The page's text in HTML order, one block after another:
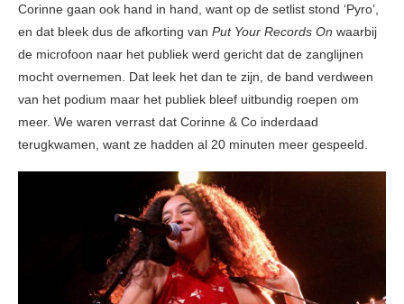
Corinne gaan ook hand in hand, want op de setlist stond ‘Pyro’,
en dat bleek dus de afkorting van Put Your Records On waarbij
de microfoon naar het publiek werd gericht dat de zanglijnen
mocht overnemen. Dat leek het dan te zijn, de band verdween
van het podium maar het publiek bleef uitbundig roepen om
meer. We waren verrast dat Corinne & Co inderdaad
terugkwamen, want ze hadden al 20 minuten meer gespeeld.